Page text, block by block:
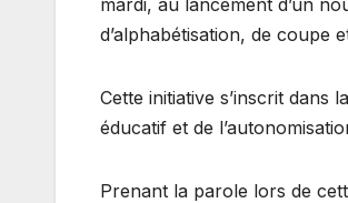
d’alphabétisation, de coupe
Cette initiative s’inscrit dans
éducatif et de
Prenant la parole lors de